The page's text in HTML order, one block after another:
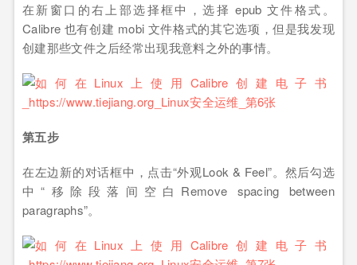
在新窗口的右上部选择框中，选择 epub 文件格式。
Calibre 也有创建 mobi 文件格式的其它选项，但是我发现
创建那些文件之后经常出现我意料之外的事情。
第五步
在左边新的对话框中，点击“外观Look & Feel”。然后勾选
中“移除段落间空白Remove spacing between
paragraphs”。